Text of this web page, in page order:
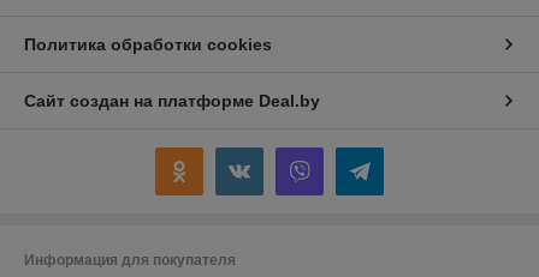
Политика обработки cookies
Сайт создан на платформе Deal.by
Информация для покупателя